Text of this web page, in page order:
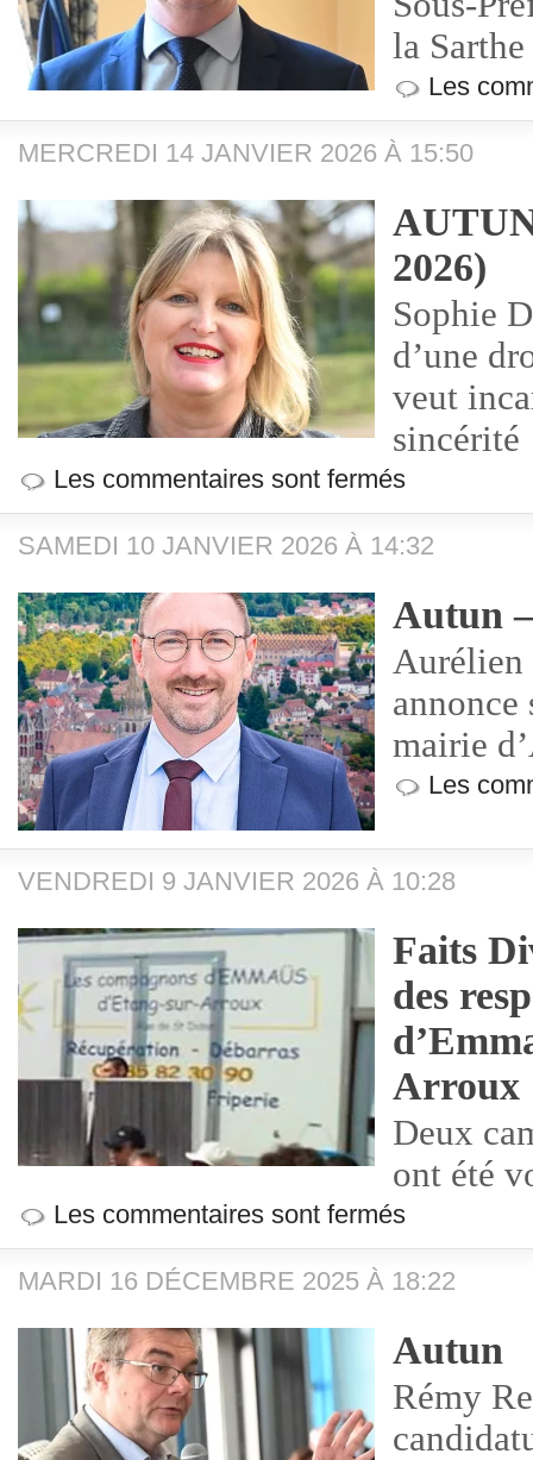
la Sarthe
Les
MERCREDI 14 JANVIER 2026 À 15:50
2026)
Sophie
d’une
veut
sincérité
Les commentaires sont fermés
SAMEDI 10 JANVIER 2026 À 14:32
Autun
Aurélien
annonce
mairie
Les
VENDREDI 9 JANVIER 2026 À 10:28
Faits
des
Arroux
Deux
ont été
Les commentaires sont fermés
MARDI 16 DÉCEMBRE 2025 À 18:22
Autun
Rémy